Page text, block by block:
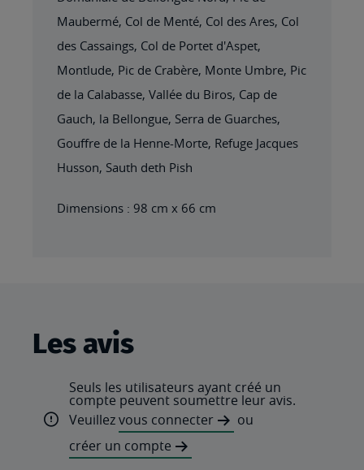
Maubermé, Col de Menté, Col des Ares, Col
des Cassaings, Col de Portet d'Aspet,
Montlude, Pic de Crabère, Monte Umbre, Pic
de la Calabasse, Vallée du Biros, Cap de
Gauch, la Bellongue, Serra de Guarches,
Gouffre de la Henne-Morte, Refuge Jacques
Husson, Sauth deth Pish
Dimensions : 98 cm x 66 cm
Les avis
Seuls les utilisateurs ayant créé un
compte peuvent soumettre leur avis.
Veuillezvous connecter
ou
créer un compte